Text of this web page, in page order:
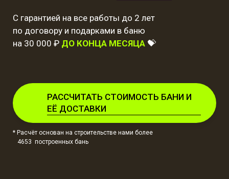
С гарантией на все работы до 2 лет
по договору и подарками в баню
на 30 000 ₽ ДО КОНЦА МЕСЯЦА 💝
РАССЧИТАТЬ СТОИМОСТЬ БАНИ И
ЕЁ ДОСТАВКИ
* Расчёт основан на строительстве нами более
4653 построенных бань